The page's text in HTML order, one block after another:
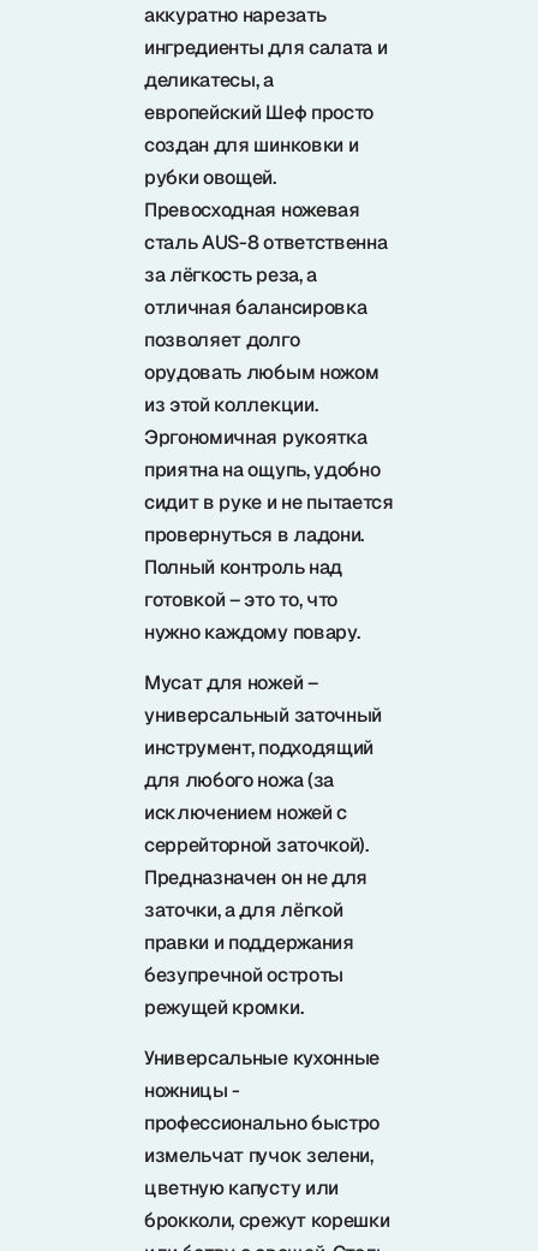
аккуратно нарезать
ингредиенты для салата и
деликатесы, а
европейский Шеф просто
создан для шинковки и
рубки овощей.
Превосходная ножевая
сталь AUS-8 ответственна
за лёгкость реза, а
отличная балансировка
позволяет долго
орудовать любым ножом
из этой коллекции.
Эргономичная рукоятка
приятна на ощупь, удобно
сидит в руке и не пытается
провернуться в ладони.
Полный контроль над
готовкой – это то, что
нужно каждому повару.
Мусат для ножей –
универсальный заточный
инструмент, подходящий
для любого ножа (за
исключением ножей с
серрейторной заточкой).
Предназначен он не для
заточки, а для лёгкой
правки и поддержания
безупречной остроты
режущей кромки.
Универсальные кухонные
ножницы -
профессионально быстро
измельчат пучок зелени,
цветную капусту или
брокколи, срежут корешки